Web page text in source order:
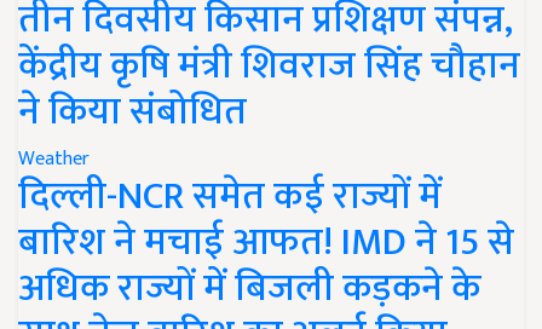
तीन दिवसीय किसान प्रशिक्षण संपन्न,
केंद्रीय कृषि मंत्री शिवराज सिंह चौहान
ने किया संबोधित
Weather
दिल्ली-NCR समेत कई राज्यों में
बारिश ने मचाई आफत! IMD ने 15 से
अधिक राज्यों में बिजली कड़कने के